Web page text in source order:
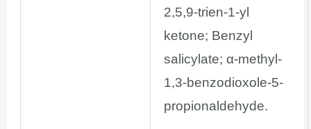
2,5,9-trien-1-yl
ketone; Benzyl
salicylate; α-methyl-
1,3-benzodioxole-5-
propionaldehyde.